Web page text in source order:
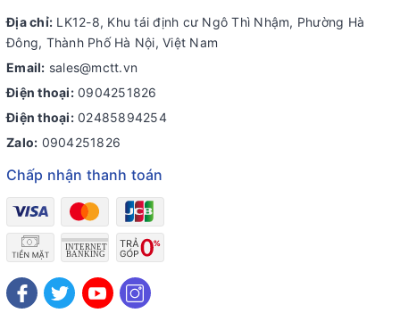
Địa chỉ: LK12-8, Khu tái định cư Ngô Thì Nhậm, Phường Hà
Đông, Thành Phố Hà Nội, Việt Nam
Email: sales@mctt.vn
Điện thoại: 0904251826
Điện thoại: 02485894254
Zalo: 0904251826
Chấp nhận thanh toán